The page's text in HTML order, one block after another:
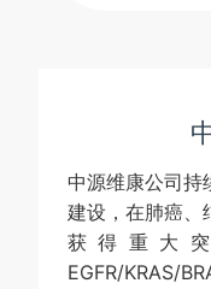
中源维康公司持
建设，在肺癌、
获得重大
EGFR/KRAS/